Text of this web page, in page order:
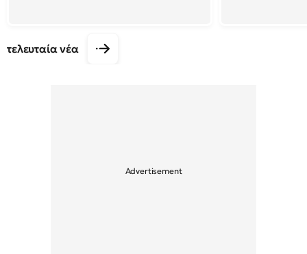
τελευταία νέα